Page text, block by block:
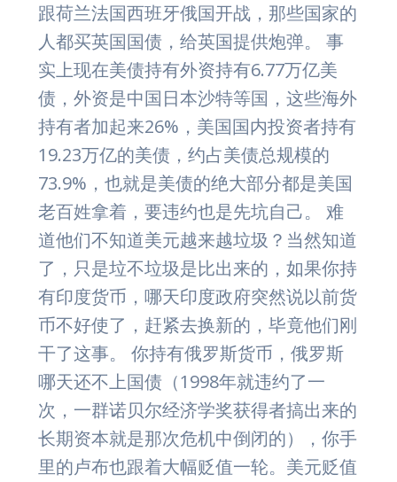
跟荷兰法国西班牙俄国开战，那些国家的
人都买英国国债，给英国提供炮弹。 事
实上现在美债持有外资持有6.77万亿美
债，外资是中国日本沙特等国，这些海外
持有者加起来26%，美国国内投资者持有
19.23万亿的美债，约占美债总规模的
73.9%，也就是美债的绝大部分都是美国
老百姓拿着，要违约也是先坑自己。 难
道他们不知道美元越来越垃圾？当然知道
了，只是垃不垃圾是比出来的，如果你持
有印度货币，哪天印度政府突然说以前货
币不好使了，赶紧去换新的，毕竟他们刚
干了这事。 你持有俄罗斯货币，俄罗斯
哪天还不上国债（1998年就违约了一
次，一群诺贝尔经济学奖获得者搞出来的
长期资本就是那次危机中倒闭的），你手
里的卢布也跟着大幅贬值一轮。美元贬值